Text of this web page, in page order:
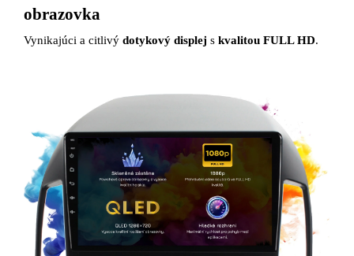
obrazovka
Vynikajúci a citlivý dotykový displej s kvalitou FULL HD.